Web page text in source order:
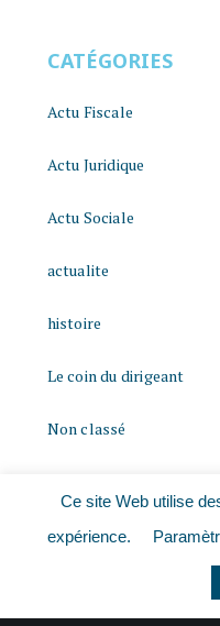
CATÉGORIES
Actu Fiscale
Actu Juridique
Actu Sociale
actualite
histoire
Le coin du dirigeant
Non classé
Ce site Web utilise
expérience.